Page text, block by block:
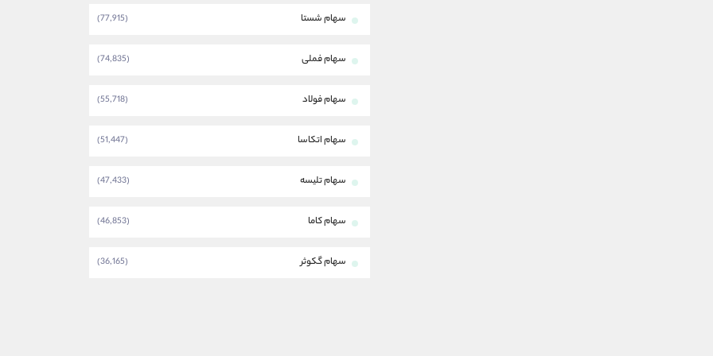
سهام شستا (77,915)
سهام فملی (74,835)
سهام فولاد (55,718)
سهام اتکاسا (51,447)
سهام تلیسه (47,433)
سهام کاما (46,853)
سهام گکوثر (36,165)